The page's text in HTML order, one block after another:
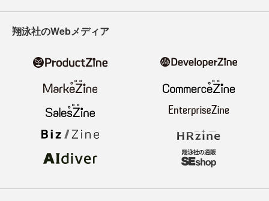
翔泳社のWebメディア